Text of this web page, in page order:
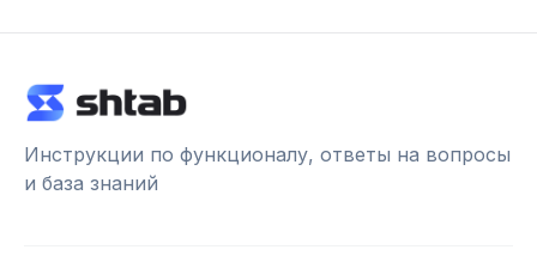
Инструкции по функционалу, ответы на вопросы
и база знаний